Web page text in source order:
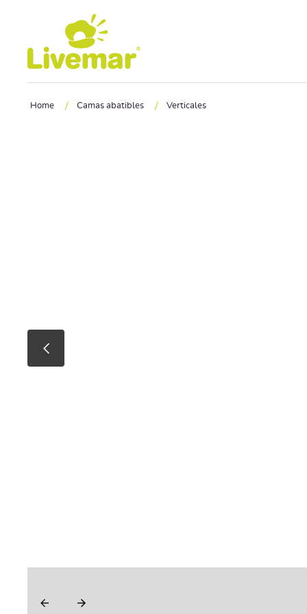
Ir a contenido principal
Home / Camas abatibles / Verticales